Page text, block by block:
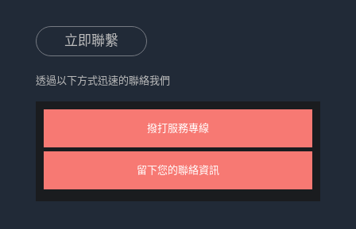
立即聯繫
透過以下方式迅速的聯絡我們
撥打服務專線
留下您的聯絡資訊